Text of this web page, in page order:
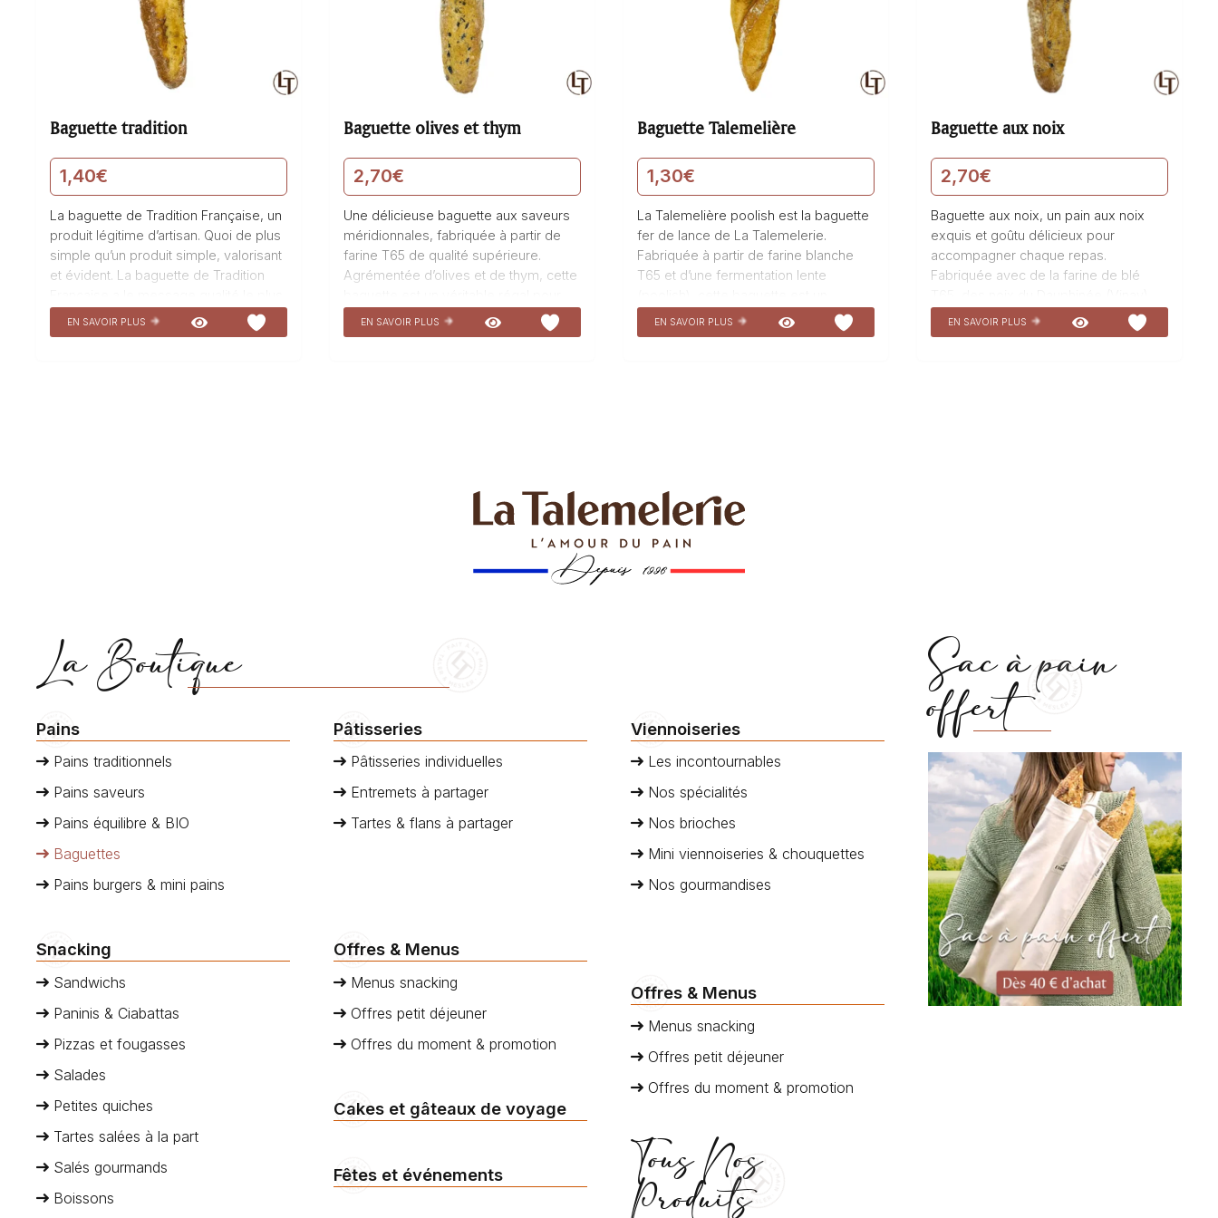
Baguette tradition
1,40€
La baguette de Tradition Française, un
produit légitime d’artisan. Quoi de plus
simple qu’un produit simple, valorisant
et évident. La baguette de Tradition
indiscutable, composée de Farine de
tradition française T65 & fermentation
EN SAVOIR PLUS
Baguette olives et thym
2,70€
Une délicieuse baguette aux saveurs
méridionnales, fabriquée à partir de
farine T65 de qualité supérieure.
Agrémentée d’olives et de thym, cette
les papilles. Sa croûte croustillante et
dorée renferme une mie moelleuse et
à la boulangerie pâtisserie La
EN SAVOIR PLUS
Baguette Talemelière
1,30€
La Talemelière poolish est la baguette
fer de lance de La Talemelerie.
Fabriquée à partir de farine blanche
T65 et d’une fermentation lente
véritable délice pour les papilles. Sa
texture légère et croustillante,
EN SAVOIR PLUS
Baguette aux noix
2,70€
Baguette aux noix, un pain aux noix
exquis et goûtu délicieux pour
accompagner chaque repas.
Fabriquée avec de la farine de blé
(AOC) et une fermentation au levain,
cette baguette est un réel délice pour
EN SAVOIR PLUS
La Boutique
Pains
Pains traditionnels
Pains saveurs
Pains équilibre & BIO
Baguettes
Pains burgers & mini pains
Pâtisseries
Pâtisseries individuelles
Entremets à partager
Tartes & flans à partager
Viennoiseries
Les incontournables
Nos spécialités
Nos brioches
Mini viennoiseries & chouquettes
Nos gourmandises
Snacking
Sandwichs
Paninis & Ciabattas
Pizzas et fougasses
Salades
Petites quiches
Tartes salées à la part
Salés gourmands
Boissons
Offres & Menus
Menus snacking
Offres petit déjeuner
Offres du moment & promotion
Cakes et gâteaux de voyage
Fêtes et événements
Offres & Menus
Menus snacking
Offres petit déjeuner
Offres du moment & promotion
Tous Nos
Produits
Sac à pain
offert